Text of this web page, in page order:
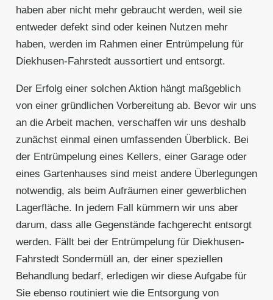
haben aber nicht mehr gebraucht werden, weil sie
entweder defekt sind oder keinen Nutzen mehr
haben, werden im Rahmen einer Entrümpelung für
Diekhusen-Fahrstedt aussortiert und entsorgt.
Der Erfolg einer solchen Aktion hängt maßgeblich
von einer gründlichen Vorbereitung ab. Bevor wir uns
an die Arbeit machen, verschaffen wir uns deshalb
zunächst einmal einen umfassenden Überblick. Bei
der Entrümpelung eines Kellers, einer Garage oder
eines Gartenhauses sind meist andere Überlegungen
notwendig, als beim Aufräumen einer gewerblichen
Lagerfläche. In jedem Fall kümmern wir uns aber
darum, dass alle Gegenstände fachgerecht entsorgt
werden. Fällt bei der Entrümpelung für Diekhusen-
Fahrstedt Sondermüll an, der einer speziellen
Behandlung bedarf, erledigen wir diese Aufgabe für
Sie ebenso routiniert wie die Entsorgung von